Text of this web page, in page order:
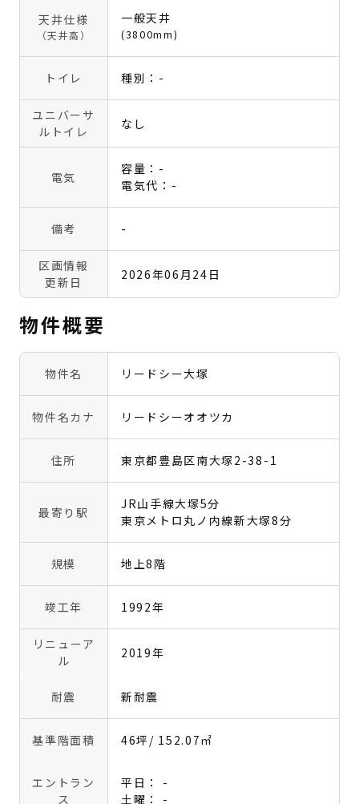
天井仕様
（天井高）
一般天井
(3800mm)
トイレ 種別：-
ユニバーサ
ルトイレ
なし
電気
容量：-
電気代：-
備考 -
区画情報
更新日
2026年06月24日
物件概要
物件名 リードシー大塚
物件名カナ リードシーオオツカ
住所 東京都豊島区南大塚2-38-1
最寄り駅
JR山手線大塚5分
東京メトロ丸ノ内線新大塚8分
規模 地上8階
竣工年 1992年
リニューア
ル
2019年
耐震 新耐震
基準階面積 46坪 / 152.07㎡
エントラン
ス
平日： -
土曜： -